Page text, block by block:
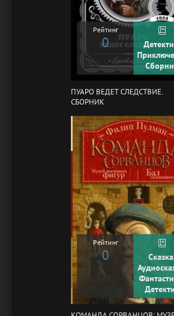
Рейтинг
0
ПУАРО ВЕДЕТ СЛЕДСТВИЕ.
СБОРНИК
Рейтинг
0